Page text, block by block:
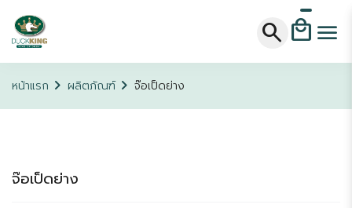
search local_mall menu
หน้าแรก chevron_right ผลิตภัณฑ์chevron_right จ๊อเป็ดย่าง
จ๊อเป็ดย่าง